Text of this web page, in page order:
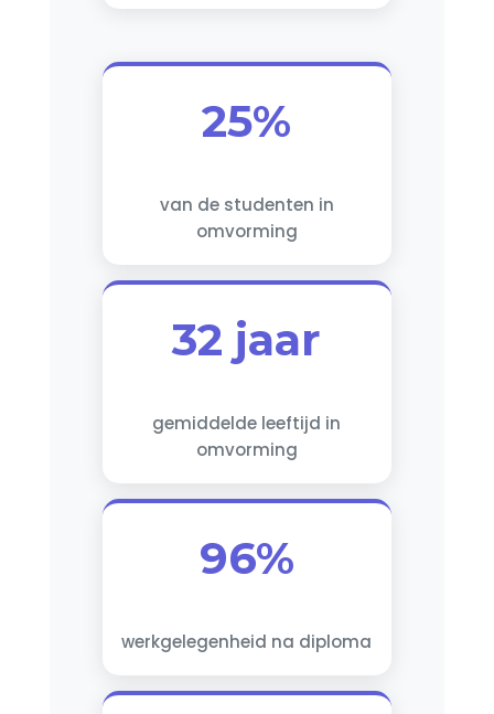
25%
van de studenten in
omvorming
32 jaar
gemiddelde leeftijd in
omvorming
96%
werkgelegenheid na diploma